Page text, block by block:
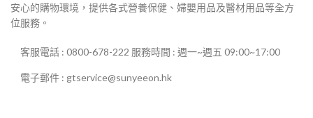
安心的購物環境，提供各式營養保健、婦嬰用品及醫材用品等全方
位服務。
客服電話 : 0800-678-222 服務時間 : 週一~週五 09:00~17:00
電子郵件 : gtservice@sunyeeon.hk